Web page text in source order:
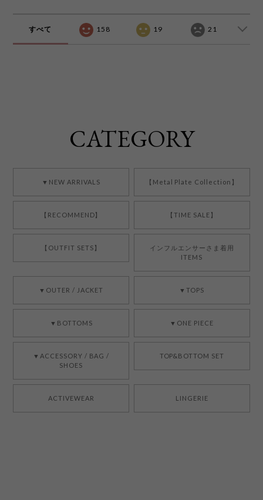
すべて 158 19 21
CATEGORY
▼NEW ARRIVALS 【Metal Plate Collection】
【RECOMMEND】 【TIME SALE】
【OUTFIT SETS】
インフルエンサーさま着用
ITEMS
▼OUTER / JACKET ▼TOPS
▼BOTTOMS ▼ONE PIECE
▼ACCESSORY / BAG /
SHOES
TOP&BOTTOM SET
ACTIVEWEAR LINGERIE